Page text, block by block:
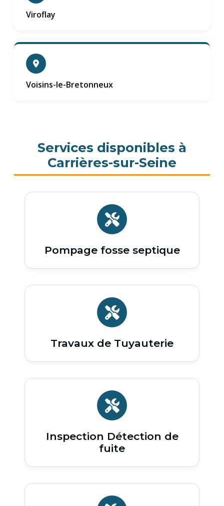
Viroflay
Voisins-le-Bretonneux
Services disponibles à
Carrières-sur-Seine
Pompage fosse septique
Travaux de Tuyauterie
Inspection Détection de
fuite